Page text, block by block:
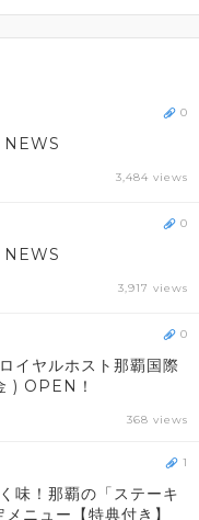
NEWS
3,484 views
0
NEWS
3,917 views
0
イヤルホスト那覇国際
) OPEN！
368 views
0
味！那覇の「ステーキ
ニュー【特典付き】
1